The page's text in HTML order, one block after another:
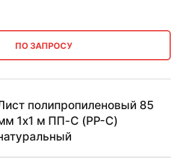
ПО ЗАПРОСУ
полипропиленовый 85
1х1 м ПП-С (PP-C)